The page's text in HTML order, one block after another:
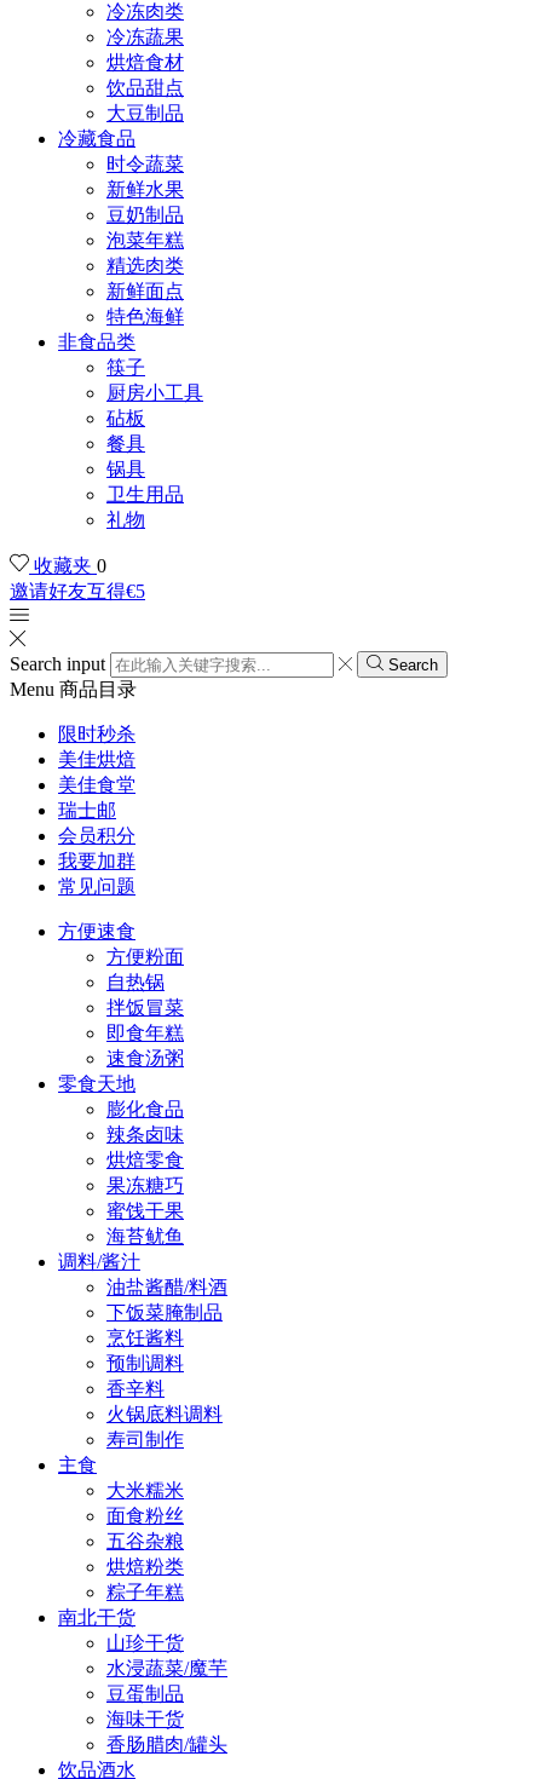
冷冻肉类
冷冻蔬果
烘焙食材
饮品甜点
大豆制品
冷藏食品
时令蔬菜
新鲜水果
豆奶制品
泡菜年糕
精选肉类
新鲜面点
特色海鲜
非食品类
筷子
厨房小工具
砧板
餐具
锅具
卫生用品
礼物
收藏夹 0
邀请好友互得€5
Search input Search
Menu 商品目录
限时秒杀
美佳烘焙
美佳食堂
瑞士邮
会员积分
我要加群
常见问题
方便速食
方便粉面
自热锅
拌饭冒菜
即食年糕
速食汤粥
零食天地
膨化食品
辣条卤味
烘焙零食
果冻糖巧
蜜饯干果
海苔鱿鱼
调料/酱汁
油盐酱醋/料酒
下饭菜腌制品
烹饪酱料
预制调料
香辛料
火锅底料调料
寿司制作
主食
大米糯米
面食粉丝
五谷杂粮
烘焙粉类
粽子年糕
南北干货
山珍干货
水浸蔬菜/魔芋
豆蛋制品
海味干货
香肠腊肉/罐头
饮品酒水